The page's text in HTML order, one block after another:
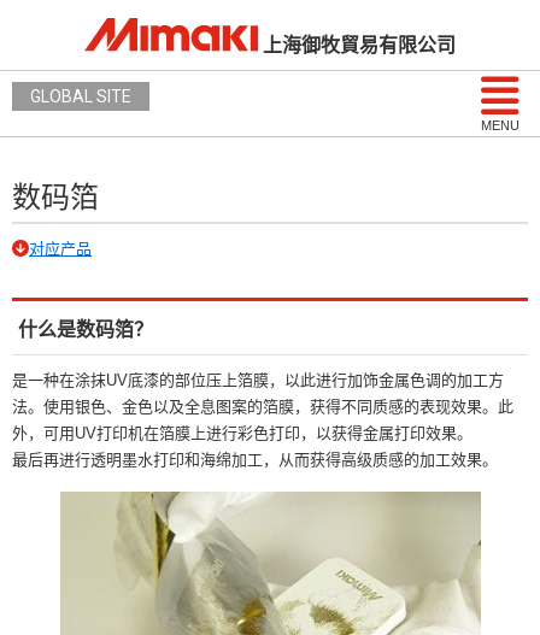
上海御牧貿易有限公司
MENU
GLOBAL SITE
数码箔
对应产品
什么是数码箔？
是一种在涂抹UV底漆的部位压上箔膜，以此进行加饰金属色调的加工方
法。使用银色、金色以及全息图案的箔膜，获得不同质感的表现效果。此
外，可用UV打印机在箔膜上进行彩色打印，以获得金属打印效果。
最后再进行透明墨水打印和海绵加工，从而获得高级质感的加工效果。